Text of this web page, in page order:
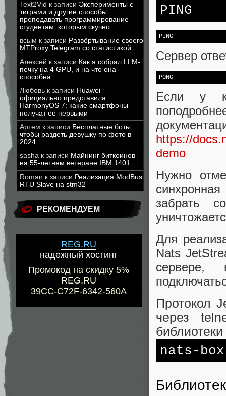
Text2Vid к записи Эксперименты с
тиграми и другие способы
преподавать программирование
студентам, которым скучно
всым к записи Развёртывание своего
MTProxy Telegram со статистикой
Алексей к записи Как я собрал LLM-
печку на 4 GPU, и на что она
способна
Любовь к записи Huawei
официально представила
HarmonyOS 7: какие смартфоны
получат её первыми
Артем к записи Бесплатные боты,
чтобы раздеть девушку по фото в
2024
sasha к записи Майнинг биткоинов
на 55-летнем ветеране IBM 1401
Roman к записи Реализация ModBus
RTU Slave на stm32
РЕКОМЕНДУЕМ
REG.RU
надежный хостинг
Промокод на скидку 5%
REG.RU
39CC-C72F-6342-560A
PING
PING
Сервер
PONG
Если у
https://
demo
Нужно
забрать
Для
Nats
сервере,
Протокол
через
nats-box